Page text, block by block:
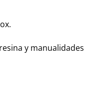
y manualidades